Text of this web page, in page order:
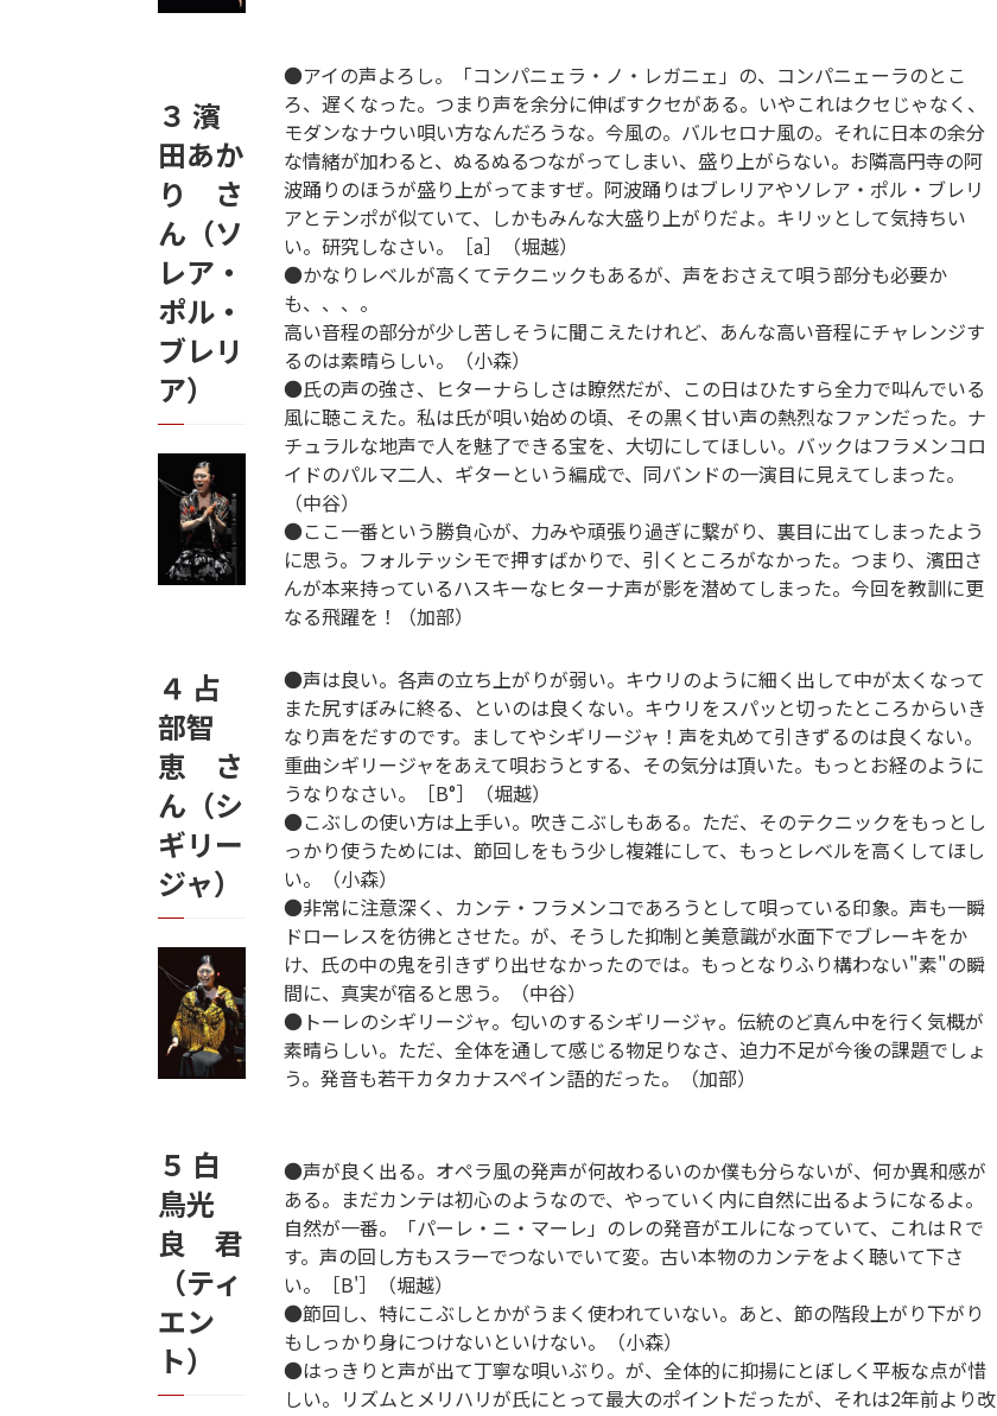
３ 濱
田あか
り さ
ん（ソ
レア・
ポル・
ブレリ
ア）
●アイの声よろし。「コンパニェラ・ノ・レガニェ」の、コンパニェーラのとこ
ろ、遅くなった。つまり声を余分に伸ばすクセがある。いやこれはクセじゃなく、
モダンなナウい唄い方なんだろうな。今風の。バルセロナ風の。それに日本の余分
な情緒が加わると、ぬるぬるつながってしまい、盛り上がらない。お隣高円寺の阿
波踊りのほうが盛り上がってますぜ。阿波踊りはブレリアやソレア・ポル・ブレリ
アとテンポが似ていて、しかもみんな大盛り上がりだよ。キリッとして気持ちい
い。研究しなさい。［a］（堀越）
●かなりレベルが高くてテクニックもあるが、声をおさえて唄う部分も必要か
も、、、。
高い音程の部分が少し苦しそうに聞こえたけれど、あんな高い音程にチャレンジす
るのは素晴らしい。（小森）
●氏の声の強さ、ヒターナらしさは瞭然だが、この日はひたすら全力で叫んでいる
風に聴こえた。私は氏が唄い始めの頃、その黒く甘い声の熱烈なファンだった。ナ
チュラルな地声で人を魅了できる宝を、大切にしてほしい。バックはフラメンコロ
イドのパルマ二人、ギターという編成で、同バンドの一演目に見えてしまった。
（中谷）
●ここ一番という勝負心が、力みや頑張り過ぎに繋がり、裏目に出てしまったよう
に思う。フォルテッシモで押すばかりで、引くところがなかった。つまり、濱田さ
んが本来持っているハスキーなヒターナ声が影を潜めてしまった。今回を教訓に更
なる飛躍を！（加部）
４ 占
部智
恵 さ
ん（シ
ギリー
ジャ）
●声は良い。各声の立ち上がりが弱い。キウリのように細く出して中が太くなって
また尻すぼみに終る、といのは良くない。キウリをスパッと切ったところからいき
なり声をだすのです。ましてやシギリージャ！声を丸めて引きずるのは良くない。
重曲シギリージャをあえて唄おうとする、その気分は頂いた。もっとお経のように
うなりなさい。［B°］（堀越）
●こぶしの使い方は上手い。吹きこぶしもある。ただ、そのテクニックをもっとし
っかり使うためには、節回しをもう少し複雑にして、もっとレベルを高くしてほし
い。（小森）
●非常に注意深く、カンテ・フラメンコであろうとして唄っている印象。声も一瞬
ドローレスを彷彿とさせた。が、そうした抑制と美意識が水面下でブレーキをか
け、氏の中の鬼を引きずり出せなかったのでは。もっとなりふり構わない"素"の瞬
間に、真実が宿ると思う。（中谷）
●トーレのシギリージャ。匂いのするシギリージャ。伝統のど真ん中を行く気概が
素晴らしい。ただ、全体を通して感じる物足りなさ、迫力不足が今後の課題でしょ
う。発音も若干カタカナスペイン語的だった。（加部）
５ 白
鳥光
良 君
（ティ
エン
ト）
●声が良く出る。オペラ風の発声が何故わるいのか僕も分らないが、何か異和感が
ある。まだカンテは初心のようなので、やっていく内に自然に出るようになるよ。
自然が一番。「パーレ・ニ・マーレ」のレの発音がエルになっていて、これはＲで
す。声の回し方もスラーでつないでいて変。古い本物のカンテをよく聴いて下さ
い。［B'］（堀越）
●節回し、特にこぶしとかがうまく使われていない。あと、節の階段上がり下がり
もしっかり身につけないといけない。（小森）
●はっきりと声が出て丁寧な唄いぶり。が、全体的に抑揚にとぼしく平板な点が惜
しい。リズムとメリハリが氏にとって最大のポイントだったが、それは2年前より改